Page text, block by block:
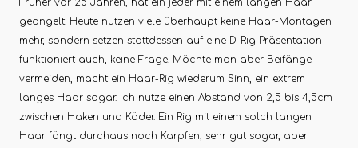
Früher vor 25 Jahren, hat ein jeder mit einem langen Haar
geangelt. Heute nutzen viele überhaupt keine Haar-Montagen
mehr, sondern setzen stattdessen auf eine D-Rig Präsentation –
funktioniert auch, keine Frage. Möchte man aber Beifänge
vermeiden, macht ein Haar-Rig wiederum Sinn, ein extrem
langes Haar sogar. Ich nutze einen Abstand von 2,5 bis 4,5cm
zwischen Haken und Köder. Ein Rig mit einem solch langen
Haar fängt durchaus noch Karpfen, sehr gut sogar, aber